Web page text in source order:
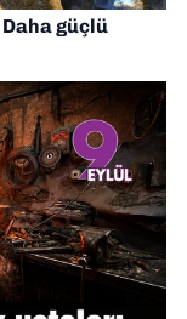
Daha güçlü